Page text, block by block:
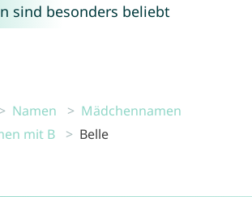
sind besonders beliebt
Namen
Mädchennamen
mit B
Belle